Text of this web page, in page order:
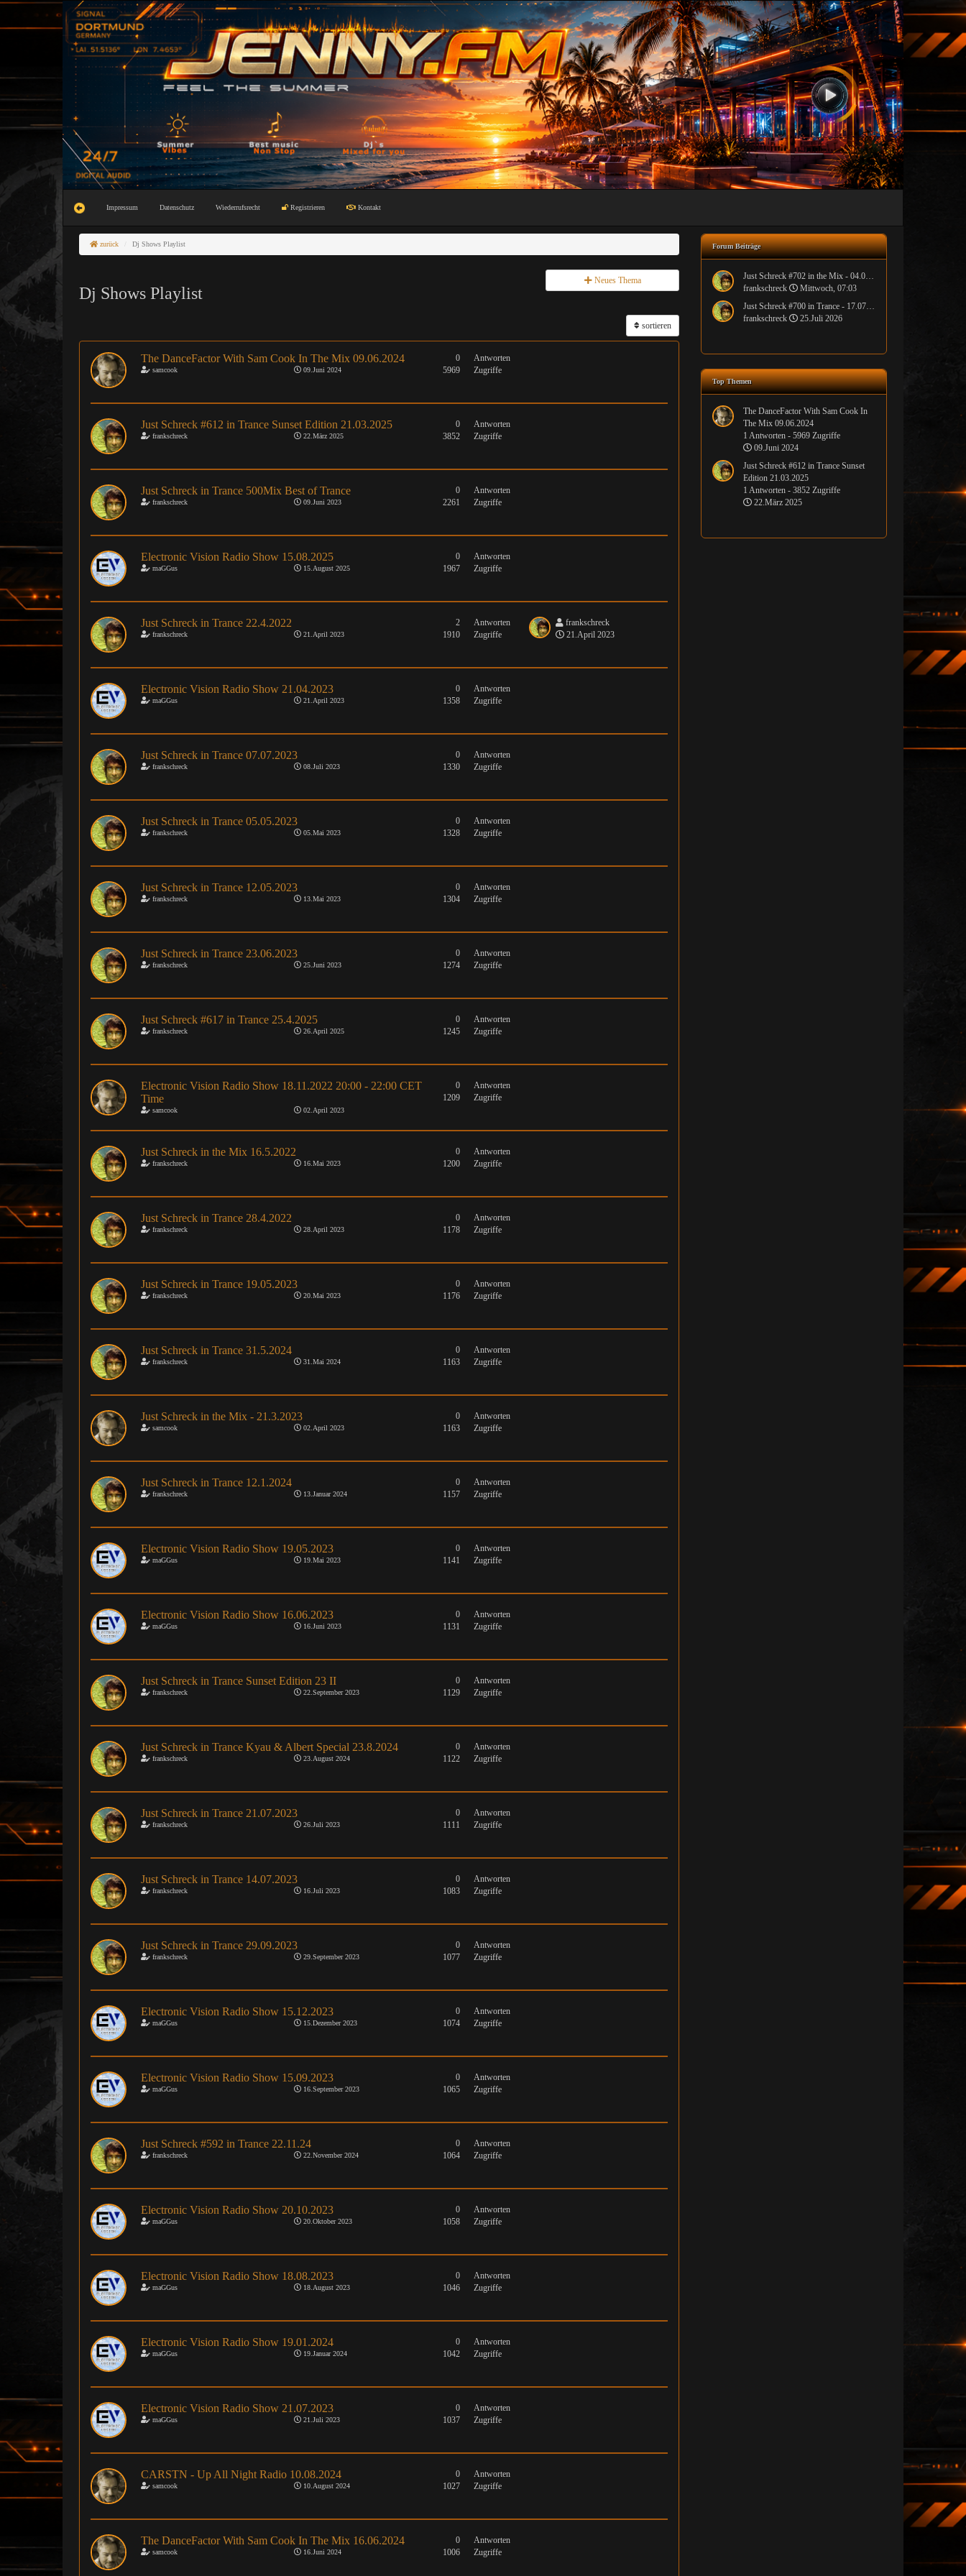
Impressum Datenschutz Wiederrufsrecht Registrieren Kontakt
zurück Dj Shows Playlist
Dj Shows Playlist
Neues Thema
sortieren
The DanceFactor With Sam Cook In The Mix 09.06.2024
samcook 09.Juni 2024
0
Antworten
5969
Zugriffe
Just Schreck #612 in Trance Sunset Edition 21.03.2025
frankschreck 22.März 2025
0
Antworten
3852
Zugriffe
Just Schreck in Trance 500Mix Best of Trance
frankschreck 09.Juni 2023
0
Antworten
2261
Zugriffe
Electronic Vision Radio Show 15.08.2025
maGGus 15.August 2025
0
Antworten
1967
Zugriffe
Just Schreck in Trance 22.4.2022
frankschreck 21.April 2023
2
Antworten
1910
Zugriffe
frankschreck
21.April 2023
Electronic Vision Radio Show 21.04.2023
maGGus 21.April 2023
0
Antworten
1358
Zugriffe
Just Schreck in Trance 07.07.2023
frankschreck 08.Juli 2023
0
Antworten
1330
Zugriffe
Just Schreck in Trance 05.05.2023
frankschreck 05.Mai 2023
0
Antworten
1328
Zugriffe
Just Schreck in Trance 12.05.2023
frankschreck 13.Mai 2023
0
Antworten
1304
Zugriffe
Just Schreck in Trance 23.06.2023
frankschreck 25.Juni 2023
0
Antworten
1274
Zugriffe
Just Schreck #617 in Trance 25.4.2025
frankschreck 26.April 2025
0
Antworten
1245
Zugriffe
Electronic Vision Radio Show 18.11.2022 20:00 - 22:00 CET
Time
samcook 02.April 2023
0
Antworten
1209
Zugriffe
Just Schreck in the Mix 16.5.2022
frankschreck 16.Mai 2023
0
Antworten
1200
Zugriffe
Just Schreck in Trance 28.4.2022
frankschreck 28.April 2023
0
Antworten
1178
Zugriffe
Just Schreck in Trance 19.05.2023
frankschreck 20.Mai 2023
0
Antworten
1176
Zugriffe
Just Schreck in Trance 31.5.2024
frankschreck 31.Mai 2024
0
Antworten
1163
Zugriffe
Just Schreck in the Mix - 21.3.2023
samcook 02.April 2023
0
Antworten
1163
Zugriffe
Just Schreck in Trance 12.1.2024
frankschreck 13.Januar 2024
0
Antworten
1157
Zugriffe
Electronic Vision Radio Show 19.05.2023
maGGus 19.Mai 2023
0
Antworten
1141
Zugriffe
Electronic Vision Radio Show 16.06.2023
maGGus 16.Juni 2023
0
Antworten
1131
Zugriffe
Just Schreck in Trance Sunset Edition 23 II
frankschreck 22.September 2023
0
Antworten
1129
Zugriffe
Just Schreck in Trance Kyau & Albert Special 23.8.2024
frankschreck 23.August 2024
0
Antworten
1122
Zugriffe
Just Schreck in Trance 21.07.2023
frankschreck 26.Juli 2023
0
Antworten
1111
Zugriffe
Just Schreck in Trance 14.07.2023
frankschreck 16.Juli 2023
0
Antworten
1083
Zugriffe
Just Schreck in Trance 29.09.2023
frankschreck 29.September 2023
0
Antworten
1077
Zugriffe
Electronic Vision Radio Show 15.12.2023
maGGus 15.Dezember 2023
0
Antworten
1074
Zugriffe
Electronic Vision Radio Show 15.09.2023
maGGus 16.September 2023
0
Antworten
1065
Zugriffe
Just Schreck #592 in Trance 22.11.24
frankschreck 22.November 2024
0
Antworten
1064
Zugriffe
Electronic Vision Radio Show 20.10.2023
maGGus 20.Oktober 2023
0
Antworten
1058
Zugriffe
Electronic Vision Radio Show 18.08.2023
maGGus 18.August 2023
0
Antworten
1046
Zugriffe
Electronic Vision Radio Show 19.01.2024
maGGus 19.Januar 2024
0
Antworten
1042
Zugriffe
Electronic Vision Radio Show 21.07.2023
maGGus 21.Juli 2023
0
Antworten
1037
Zugriffe
CARSTN - Up All Night Radio 10.08.2024
samcook 10.August 2024
0
Antworten
1027
Zugriffe
The DanceFactor With Sam Cook In The Mix 16.06.2024
samcook 16.Juni 2024
0
Antworten
1006
Zugriffe
Forum Beiträge
Just Schreck #702 in the Mix - 04.08.2026
frankschreck
Mittwoch, 07:03
Just Schreck #700 in Trance - 17.07.2026
frankschreck
25.Juli 2026
Top Themen
The DanceFactor With Sam Cook In
The Mix 09.06.2024
1 Antworten - 5969 Zugriffe
09.Juni 2024
Just Schreck #612 in Trance Sunset
Edition 21.03.2025
1 Antworten - 3852 Zugriffe
22.März 2025